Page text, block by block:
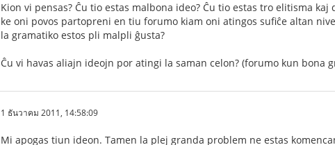
Kion vi pensas? Ĉu tio estas malbona ideo? Ĉu tio estas tro elitisma
ke oni povos partopreni en tiu forumo kiam oni atingos sufiĉe altan
la gramatiko estos pli malpli ĝusta?
Ĉu vi havas aliajn ideojn por atingi la saman celon? (forumo kun bona
1 ธันวาคม 2011, 14:58:09
Mi apogas tiun ideon. Tamen la plej granda problem ne estas